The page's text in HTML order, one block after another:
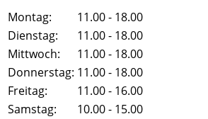
Montag:
11.00 - 18.00
Dienstag:
11.00 - 18.00
Mittwoch:
11.00 - 18.00
Donnerstag: 11.00 - 18.00
Freitag:
11.00 - 16.00
Samstag:
10.00 - 15.00